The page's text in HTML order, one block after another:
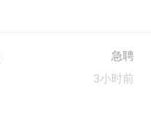
急聘
3小时前